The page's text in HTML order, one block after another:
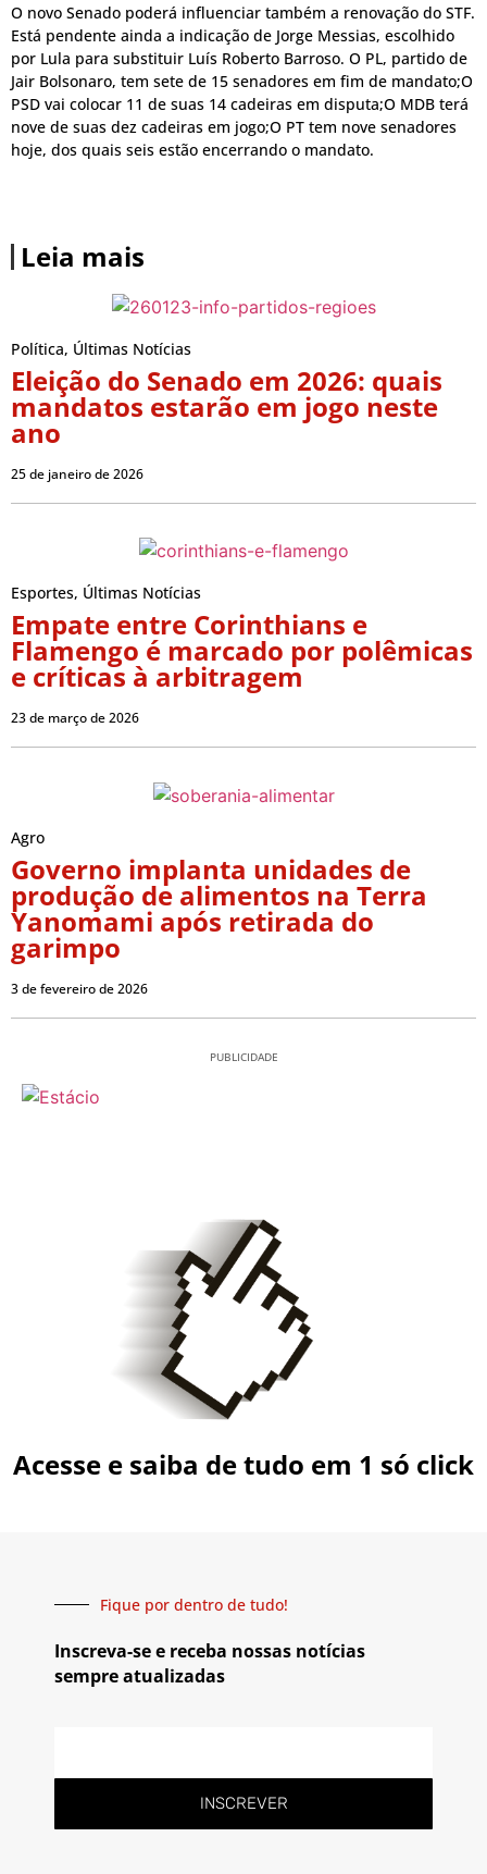
O novo Senado poderá influenciar também a renovação do STF.
Está pendente ainda a indicação de Jorge Messias, escolhido
por Lula para substituir Luís Roberto Barroso. O PL, partido de
Jair Bolsonaro, tem sete de 15 senadores em fim de mandato;O
PSD vai colocar 11 de suas 14 cadeiras em disputa;O MDB terá
nove de suas dez cadeiras em jogo;O PT tem nove senadores
hoje, dos quais seis estão encerrando o mandato.
Leia mais
Política, Últimas Notícias
Eleição do Senado em 2026: quais
mandatos estarão em jogo neste
ano
25 de janeiro de 2026
Esportes, Últimas Notícias
Empate entre Corinthians e
Flamengo é marcado por polêmicas
e críticas à arbitragem
23 de março de 2026
Agro
Governo implanta unidades de
produção de alimentos na Terra
Yanomami após retirada do
garimpo
3 de fevereiro de 2026
PUBLICIDADE
Acesse e saiba de tudo em 1 só click
Fique por dentro de tudo!
Inscreva-se e receba nossas notícias
sempre atualizadas
INSCREVER